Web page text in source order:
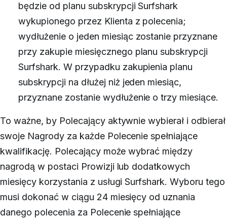
będzie od planu subskrypcji Surfshark
wykupionego przez Klienta z polecenia;
wydłużenie o jeden miesiąc zostanie przyznane
przy zakupie miesięcznego planu subskrypcji
Surfshark. W przypadku zakupienia planu
subskrypcji na dłużej niż jeden miesiąc,
przyznane zostanie wydłużenie o trzy miesiące.
To ważne, by Polecający aktywnie wybierał i odbierał
swoje Nagrody za każde Polecenie spełniające
kwalifikację. Polecający może wybrać między
nagrodą w postaci Prowizji lub dodatkowych
miesięcy korzystania z usługi Surfshark. Wyboru tego
musi dokonać w ciągu 24 miesięcy od uznania
danego polecenia za Polecenie spełniające